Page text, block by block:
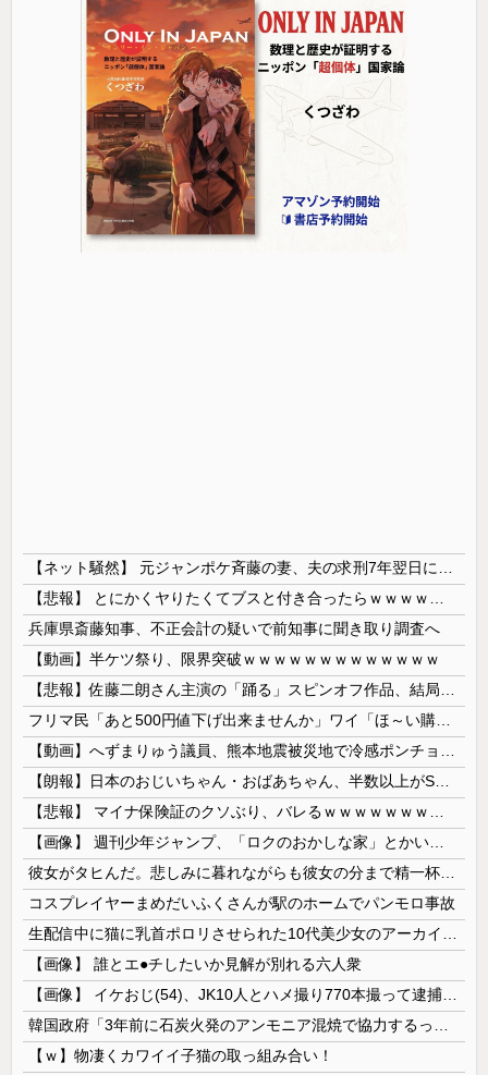
兵庫県斎藤知事、不正会計の疑いで前知事に聞き取り調査へ
【動画】半ケツ祭り、限界突破ｗｗｗｗｗｗｗｗｗｗｗｗｗ
コスプレイヤーまめだいふくさんが駅のホームでパンモロ事故
【画像】 誰とエ●チしたいか見解が別れる六人衆
【ｗ】物凄くカワイイ子猫の取っ組み合い！